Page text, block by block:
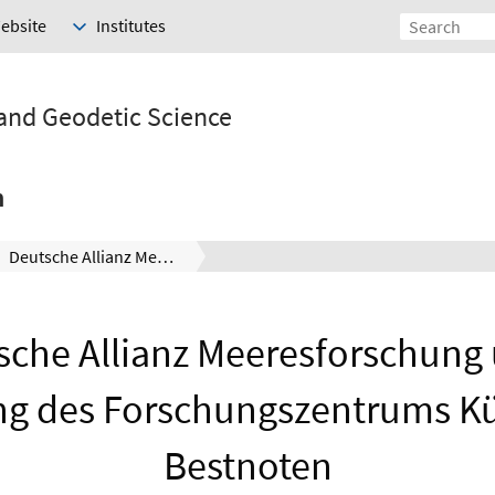
Institutes
Geodetic Science
Deutsche Allianz Meeresforschung unter Beteiligung des Forschungszentrums Küste erhält Bestnoten
Allianz
des Forschungszentrums
Bestnoten